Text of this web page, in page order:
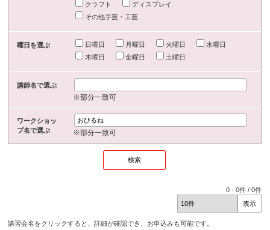
クラフト
ディスプレイ
その他手芸・工芸
曜日を選ぶ 日曜日 月曜日 火曜日
水曜日
木曜日
金曜日 土曜日
講師名で選ぶ
※部分一致可
ワークショッ
プ名で選ぶ
※部分一致可
0 -0件 /0件
講習会名をクリックすると、詳細が確認でき、お申込みも可能です。